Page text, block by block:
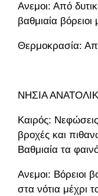
Ανεμοι: Από
βαθμιαία βόρειοι
Θερμοκρασία:
ΝΗΣΙΑ
Καιρός:
βροχές και
Βαθμιαία τα
Ανεμοι: Βόρειοι
στα νότια μέχρι